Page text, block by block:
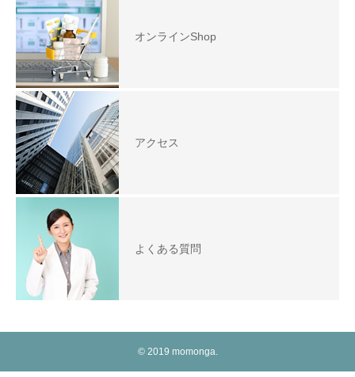
オンラインShop
アクセス
よくある質問
© 2019 momonga.